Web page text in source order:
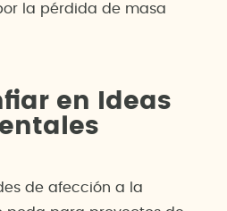
la pérdida de masa
en Ideas
de afección a la